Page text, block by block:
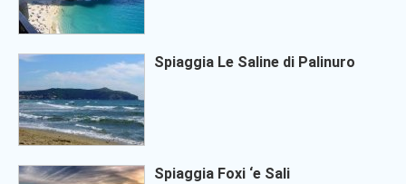
Spiaggia Le Saline di Palinuro
Spiaggia Foxi ‘e Sali